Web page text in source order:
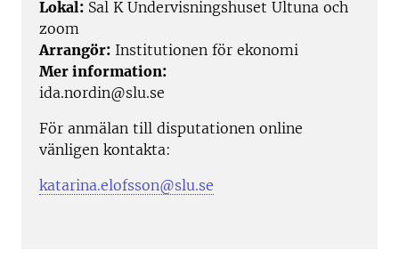
Lokal: Sal K Undervisningshuset Ultuna och
zoom
Arrangör: Institutionen för ekonomi
Mer information:
ida.nordin@slu.se
För anmälan till disputationen online
vänligen kontakta:
katarina.elofsson@slu.se